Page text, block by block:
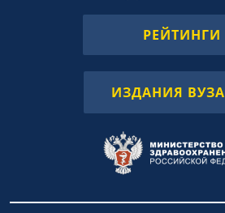
РЕЙТИНГИ
ИЗДАНИЯ ВУЗА